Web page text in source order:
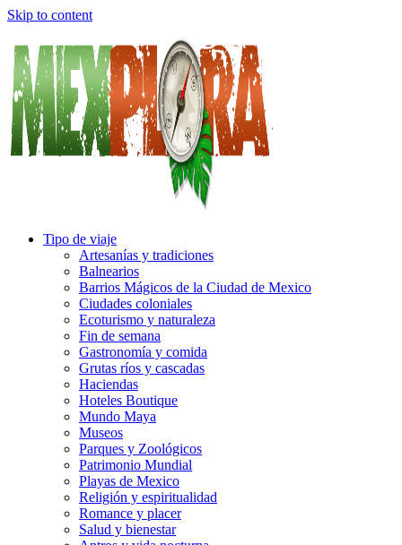
Skip to content
Tipo de viaje
Artesanías y tradiciones
Balnearios
Barrios Mágicos de la Ciudad de Mexico
Ciudades coloniales
Ecoturismo y naturaleza
Fin de semana
Gastronomía y comida
Grutas ríos y cascadas
Haciendas
Hoteles Boutique
Mundo Maya
Museos
Parques y Zoológicos
Patrimonio Mundial
Playas de Mexico
Religión y espiritualidad
Romance y placer
Salud y bienestar